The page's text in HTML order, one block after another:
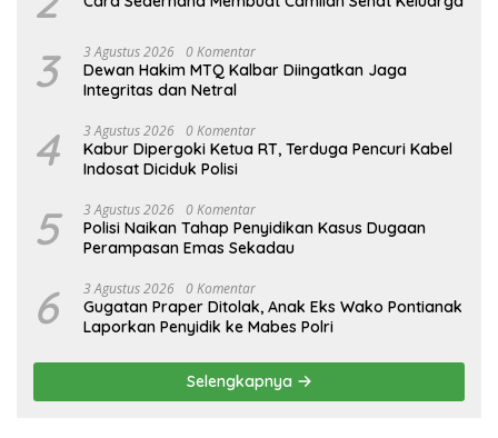
3 3 Agustus 2026 0 Komentar
Dewan Hakim MTQ Kalbar Diingatkan Jaga
Integritas dan Netral
4 3 Agustus 2026 0 Komentar
Kabur Dipergoki Ketua RT, Terduga Pencuri Kabel
Indosat Diciduk Polisi
5 3 Agustus 2026 0 Komentar
Polisi Naikan Tahap Penyidikan Kasus Dugaan
Perampasan Emas Sekadau
6 3 Agustus 2026 0 Komentar
Gugatan Praper Ditolak, Anak Eks Wako Pontianak
Laporkan Penyidik ke Mabes Polri
Selengkapnya